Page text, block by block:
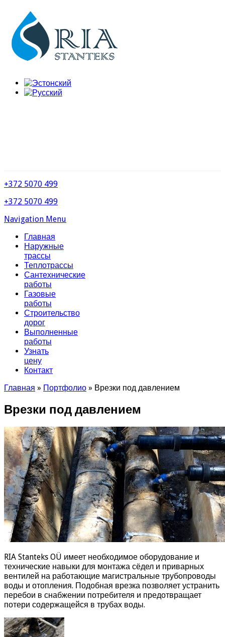
+372 5070 499
+372 5070 499
Navigation Menu
Главная
Наружные
трассы
Теплотрассы
Сантехнические
работы
Газовые
работы
Строительство
дорог
Выполненные
работы
Узнать
цену
Контакт
Главная » Портфолио » Врезки под давлением
Врезки под давлением
RIA Stanteks OÜ имеет необходимое оборудование и
технические навыки для монтажа сёдел и приварных
вентилей на работающие магистральные трубопроводы
воды и отопления. Подобная врезка позволяет устранить
перебои в снабжении потребителя и предотвращает
потери содержащейся в трубах воды.